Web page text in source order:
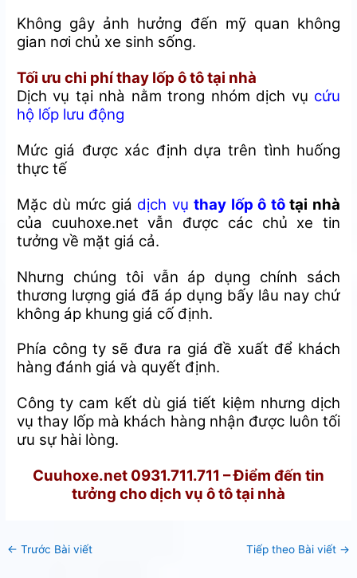
Không gây ảnh hưởng đến mỹ quan không
gian nơi chủ xe sinh sống.
Tối ưu chi phí thay lốp ô tô tại nhà
Dịch vụ tại nhà nằm trong nhóm dịch vụ cứu
hộ lốp lưu động
Mức giá được xác định dựa trên tình huống
thực tế
Mặc dù mức giá dịch vụthay lốp ô tôtại nhà
của cuuhoxe.net vẫn được các chủ xe tin
tưởng về mặt giá cả.
Nhưng chúng tôi vẫn áp dụng chính sách
thương lượng giá đã áp dụng bấy lâu nay chứ
không áp khung giá cố định.
Phía công ty sẽ đưa ra giá đề xuất để khách
hàng đánh giá và quyết định.
Công ty cam kết dù giá tiết kiệm nhưng dịch
vụ thay lốp mà khách hàng nhận được luôn tối
ưu sự hài lòng.
Cuuhoxe.net 0931.711.711 – Điểm đến tin
tưởng cho dịch vụ ô tô tại nhà
← Trước Bài viết Tiếp theo Bài viết →